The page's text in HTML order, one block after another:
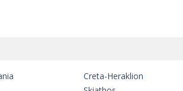
Creta-Heraklion